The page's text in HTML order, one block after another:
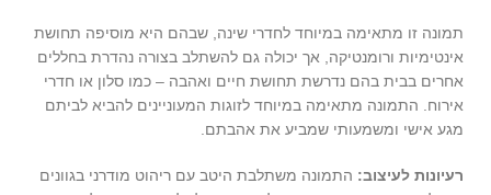
תמונה זו מתאימה במיוחד לחדרי שינה, שבהם היא מוסיפה תחושת
אינטימיות ורומנטיקה, אך יכולה גם להשתלב בצורה נהדרת בחללים
אחרים בבית בהם נדרשת תחושת חיים ואהבה – כמו סלון או חדרי
אירוח. התמונה מתאימה במיוחד לזוגות המעוניינים להביא לביתם
מגע אישי ומשמעותי שמביע את אהבתם.
רעיונות לעיצוב: התמונה משתלבת היטב עם ריהוט מודרני בגוונים